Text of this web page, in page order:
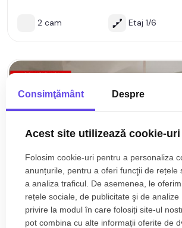
2 cam Etaj 1/6
Consimţământ Despre
Acest site utilizează cookie-uri
Folosim cookie-uri pentru a personaliza
anunțurile, pentru a oferi funcţii de rețele
a analiza traficul. De asemenea, le
rețele sociale, de publicitate şi de analize
privire la modul în care folosiți site-ul
pot combina cu alte informații oferite de